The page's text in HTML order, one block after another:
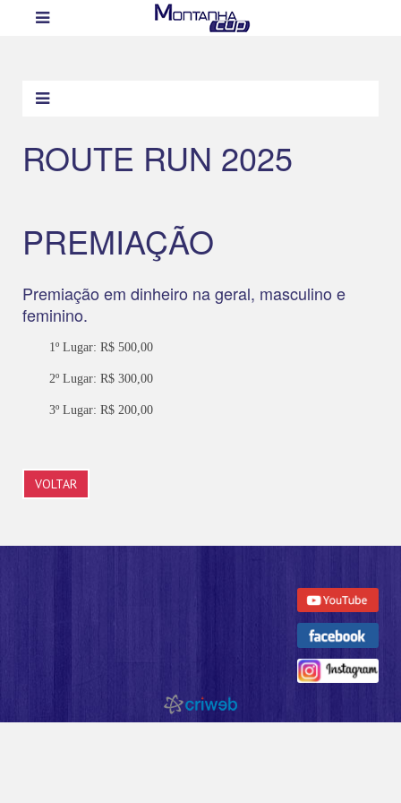
ROUTE RUN 2025
PREMIAÇÃO
Premiação em dinheiro na geral, masculino e
feminino.
1º Lugar: R$ 500,00
2º Lugar: R$ 300,00
3º Lugar: R$ 200,00
VOLTAR